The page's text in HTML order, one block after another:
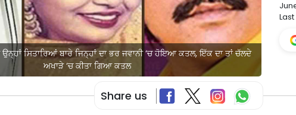
ਉਨ੍ਹਾਂ ਸਿਤਾਰਿਆਂ ਬਾਰੇ ਜਿਨ੍ਹਾਂ ਦਾ ਭਰ ਜਵਾਨੀ ‘ਚ ਹੋਇਆ ਕਤਲ, ਇੱਕ ਦਾ ਤਾਂ ਚੱਲਦੇ
ਅਖਾੜੇ ‘ਚ ਕੀਤਾ ਗਿਆ ਕਤਲ
Share us